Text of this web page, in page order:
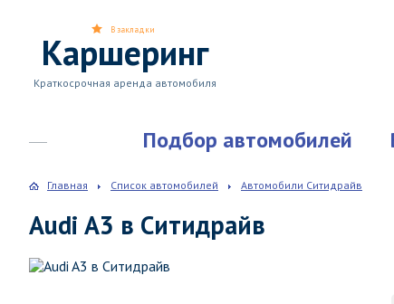
Каршеринг
Краткосрочная аренда автомобиля
Подбор автомобилей
В закладки
Главная Список автомобилей Автомобили Ситидрайв
Audi A3 в Ситидрайв